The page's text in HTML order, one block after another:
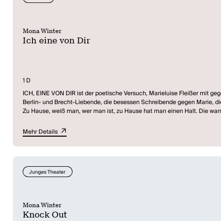
Mona Winter
Ich eine von Dir
1 D
ICH, EINE VON DIR ist der poetische Versuch, Marieluise Fleißer mit
Berlin- und Brecht-Liebende, die besessen Schreibende gegen Marie,
Zu Hause, weiß man, wer man ist, zu Hause hat man einen Halt. Die
Aber Luluise trifft Brecht. Brecht ist eine Potenz. Luluise geht nach
sich Brecht in die Krebsgeschwüre der Gesellschaft hinein. Brecht
Ingolstadt" aus. Denn Brecht lässt die Paare in ihrem Stück auf dem
jüdisch-marxistische Volkspest, eine vaterländische Hure.
In die Enge geht alles. Ein Fremdling ist Luluise in der Welt. Aber
Grausamkeit gegen sich selbst heiratet sie den Tabakwarenhändler
Mehr Details
Junges Theater
Mona Winter
Knock Out